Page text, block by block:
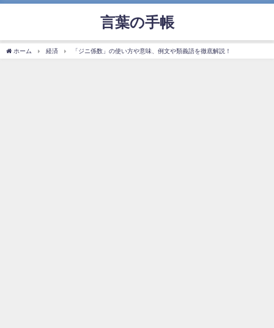
言葉の手帳
ホーム 経済 「ジニ係数」の使い方や意味、例文や類義語を徹底解説！